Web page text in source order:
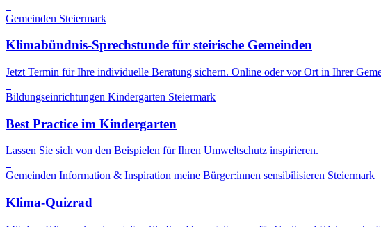
Gemeinden Steiermark
Klimabündnis-Sprechstunde für steirische Gemeinden
Jetzt Termin für Ihre individuelle Beratung sichern. Online oder vor Ort in Ihrer
Bildungseinrichtungen Kindergarten Steiermark
Best Practice im Kindergarten
Lassen Sie sich von den Beispielen für Ihren Umweltschutz inspirieren.
Gemeinden Information & Inspiration meine Bürger:innen sensibilisieren Steiermark
Klima-Quizrad